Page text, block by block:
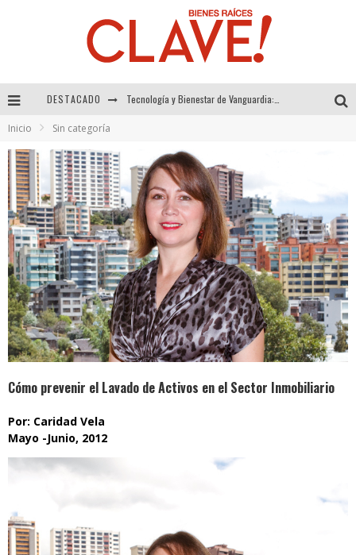
DESTACADO
Sector Inmobiliario – recuperación a paso firme
Inicio Sin categoría
Cómo prevenir el Lavado de Activos en el Sector Inmobiliario
Por: Caridad Vela
Mayo -Junio, 2012